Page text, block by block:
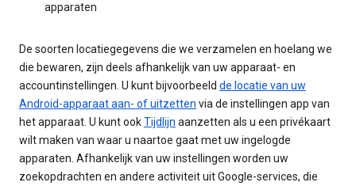
apparaten
De soorten locatiegegevens die we verzamelen en hoelang we
die bewaren, zijn deels afhankelijk van uw apparaat- en
accountinstellingen. U kunt bijvoorbeeld de locatie van uw
Android-apparaat aan- of uitzetten via de instellingen app van
het apparaat. U kunt ookTijdlijn aanzetten als u een privékaart
wilt maken van waar u naartoe gaat met uw ingelogde
apparaten. Afhankelijk van uw instellingen worden uw
zoekopdrachten en andere activiteit uit Google-services, die